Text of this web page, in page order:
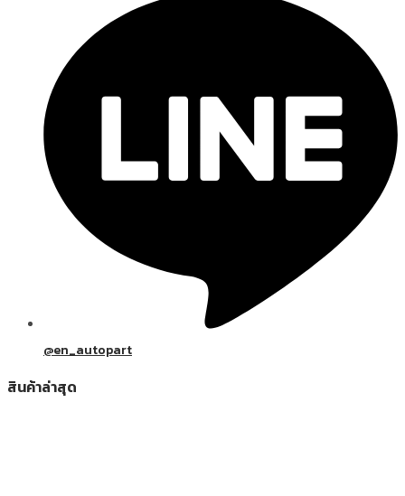
@en_autopart
สินค้าล่าสุด